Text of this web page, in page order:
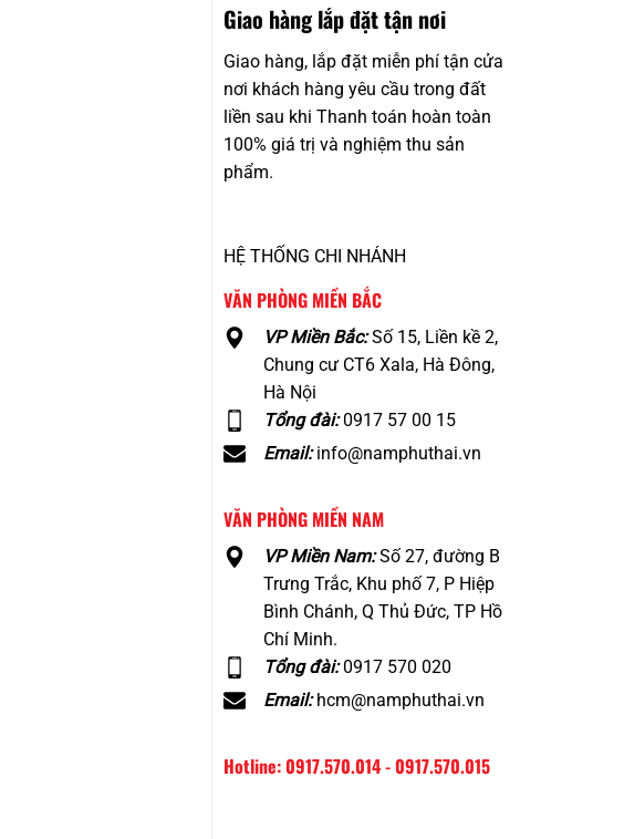
Giao hàng lắp đặt tận nơi
Giao hàng, lắp đặt miễn phí tận cửa
nơi khách hàng yêu cầu trong đất
liền sau khi Thanh toán hoàn toàn
100% giá trị và nghiệm thu sản
phẩm.
HỆ THỐNG CHI NHÁNH
VĂN PHÒNG MIỀN BẮC
VP Miền Bắc:Số 15, Liền kề 2,
Chung cư CT6 Xala, Hà Đông,
Hà Nội
Tổng đài:0917 57 00 15
Email:info@namphuthai.vn
VĂN PHÒNG MIỀN NAM
VP Miền Nam:Số 27, đường B
Trưng Trắc, Khu phố 7, P Hiệp
Bình Chánh, Q Thủ Đức, TP Hồ
Chí Minh.
Tổng đài:0917 570 020
Email:hcm@namphuthai.vn
Hotline: 0917.570.014 - 0917.570.015